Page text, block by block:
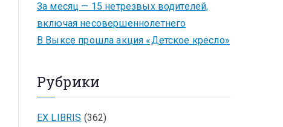
За месяц — 15 нетрезвых водителей,
включая несовершеннолетнего
В Выксе прошла акция «Детское кресло»
Рубрики
EX LIBRIS (362)